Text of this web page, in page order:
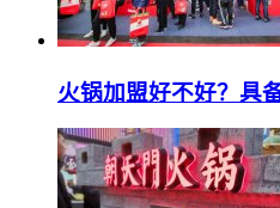
火锅加盟好不好？具